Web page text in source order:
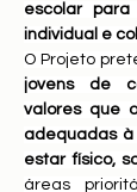
escolar
individual e
O Projeto
jovens de
valores que
adequadas
estar físico,
áreas